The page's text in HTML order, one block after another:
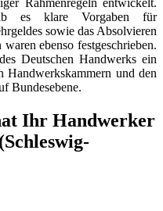
es klare Vorgaben für
sowie das Absolvieren
ebenso festgeschrieben.
Deutschen Handwerks ein
Handwerkskammern und den
Bundesebene.
Ihr Handwerker